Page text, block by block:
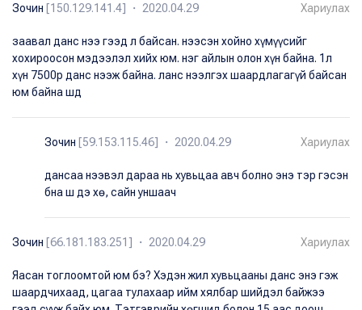
Зочин [150.129.141.4] ・ 2020.04.29 Хариулах
заавал данс нээ гээд л байсан. нээсэн хойно хүмүүсийг
хохироосон мэдээлэл хийх юм. нэг айлын олон хүн байна. 1л
хүн 7500р данс нээж байна. ланс нээлгэх шаардлагагүй байсан
юм байна шд
Зочин [59.153.115.46] ・ 2020.04.29 Хариулах
дансаа нээвэл дараа нь хувьцаа авч болно энэ тэр гэсэн
бна ш дэ хө, сайн уншаач
Зочин [66.181.183.251] ・ 2020.04.29 Хариулах
Яасан тоглоомтой юм бэ? Хэдэн жил хувьцааны данс энэ гэж
шаардчихаад, цагаа тулахаар ийм хялбар шийдэл байжээ